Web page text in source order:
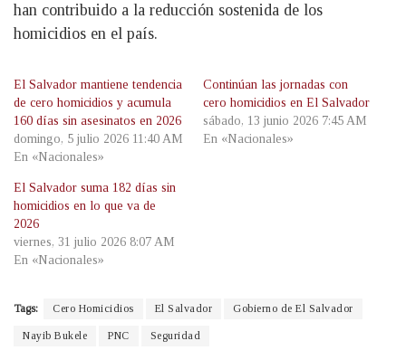
han contribuido a la reducción sostenida de los
homicidios en el país.
El Salvador mantiene tendencia
de cero homicidios y acumula
160 días sin asesinatos en 2026
domingo, 5 julio 2026 11:40 AM
En «Nacionales»
Continúan las jornadas con
cero homicidios en El Salvador
sábado, 13 junio 2026 7:45 AM
En «Nacionales»
El Salvador suma 182 días sin
homicidios en lo que va de
2026
viernes, 31 julio 2026 8:07 AM
En «Nacionales»
Tags: Cero Homicidios El Salvador Gobierno de El Salvador
Nayib Bukele PNC Seguridad